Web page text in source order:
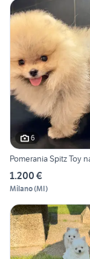
6
Pomerania Spitz Toy
1.200 €
Milano(MI)